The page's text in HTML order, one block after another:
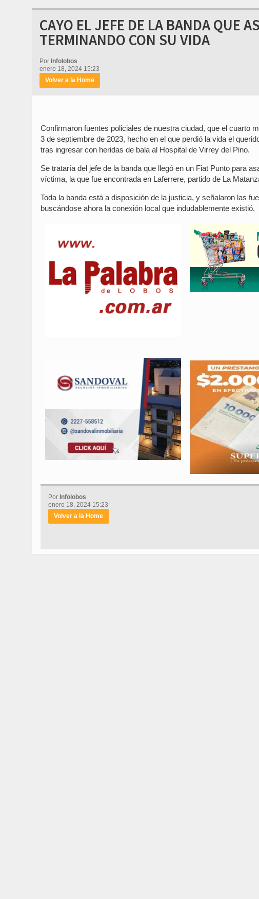
CAYO EL JEFE DE LA BANDA QUE
TERMINANDO CON SU VIDA
Por Infolobos
enero 18, 2024 15:23
Volver a la Home
Confirmaron fuentes policiales de nuestra ciudad, que el cuarto
3 de septiembre de 2023, hecho en el que perdió la vida el
tras ingresar con heridas de bala al Hospital de Virrey del Pino.
Se trataría del jefe de la banda que llegó en un Fiat Punto para
víctima, la que fue encontrada en Laferrere, partido de La
Toda la banda está a disposición de la justicia, y señalaron las
buscándose ahora la conexión local que indudablemente existió.
Por Infolobos
enero 18, 2024 15:23
Volver a la Home